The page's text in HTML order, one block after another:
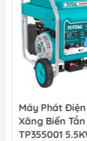
Máy Phát
Xăng Biến
TP355001